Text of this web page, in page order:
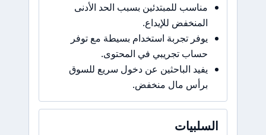
مناسب للمبتدئين بسبب الحد الأدنى
المنخفض للإيداع.
يوفر تجربة استخدام بسيطة مع توفر
حساب تجريبي في المحتوى.
يفيد الباحثين عن دخول سريع للسوق
برأس مال منخفض.
السلبيات